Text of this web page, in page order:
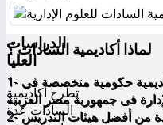
لماذا أكاديمية السادات ؟
1- أكاديمية السادات هى أول أكاديمية حكومية متخصصة فى
2- تضم الأكاديمية بين جدرانها واحدة من أفضل هيئات التدريس
الدراسات
العليا
تطرح أكاديمية
السادات عدة